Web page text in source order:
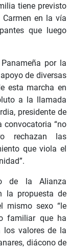
tiene previsto
en la vía
que luego
por la
de diversas
esta marcha en
a la llamada
presidente de
convocatoria “no
rechazan las
que viola el
de la Alianza
la propuesta de
mismo sexo “le
familiar que ha
los valores de la
diácono de